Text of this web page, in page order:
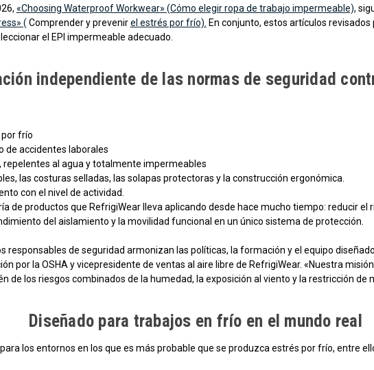
«Choosing Waterproof Workwear» (Cómo elegir ropa de trabajo impermeable),
( Comprender y prevenirel estrés por frío). En conjunto, estos artículos
el EPI impermeable adecuado.
independiente de las normas de seguridad
frío
de accidentes laborales
al agua y totalmente impermeables
las costuras selladas, las solapas protectoras y la construcción ergonómica.
con el nivel de actividad.
de productos que RefrigiWear lleva aplicando desde hace mucho tiempo: reducir
del aislamiento y la movilidad funcional en un único sistema de protección.
responsables de seguridad armonizan las políticas, la formación y el equipo
por la OSHA y vicepresidente de ventas al aire libre de RefrigiWear. «Nuestra
de los riesgos combinados de la humedad, la exposición al viento y la restricción de
Diseñado para trabajos en frío en el mundo real
los entornos en los que es más probable que se produzca estrés por frío, entre